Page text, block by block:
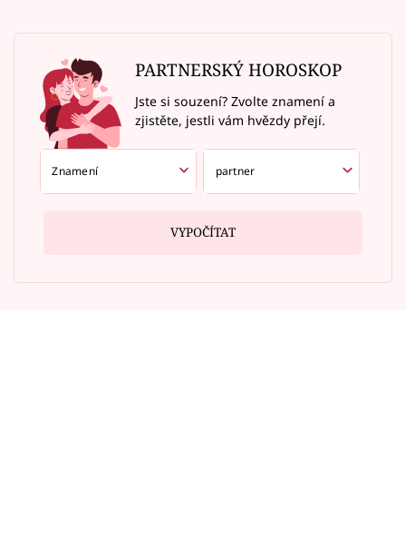
PARTNERSKÝ HOROSKOP
Jste si souzení? Zvolte znamení a
zjistěte, jestli vám hvězdy přejí.
VYPOČÍTAT